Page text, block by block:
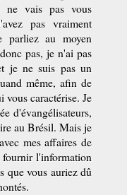
ne vais pas vous
pas vraiment
parliez au moyen
pas, je n'ai pas
je ne suis pas un
même, afin de
vous caractérise. Je
d'évangélisateurs,
au Brésil. Mais je
mes affaires de
l'information
que vous auriez dû